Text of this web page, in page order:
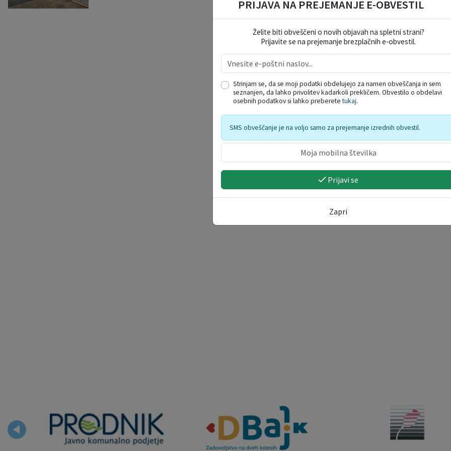
PRIJAVA NA PREJEMANJE E-OBVESTIL
Želite biti obveščeni o novih objavah na spletni strani?
Prijavite se na prejemanje brezplačnih e-obvestil.
Strinjam se, da se moji podatki obdelujejo za namen obveščanja in sem
seznanjen, da lahko privolitev kadarkoli prekličem. Obvestilo o obdelavi
osebnih podatkov si lahko preberetetukaj.
SMS obveščanje je na voljo samo za prejemanje izrednih obvestil.
Prijavi se
Zapri